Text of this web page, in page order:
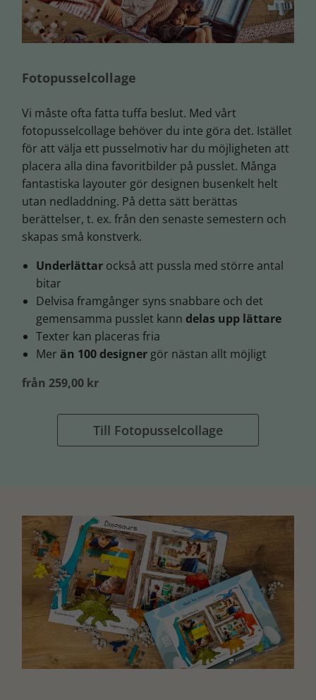
Fotopusselcollage
Vi måste ofta fatta tuffa beslut. Med vårt
fotopusselcollage behöver du inte göra det. Istället
för att välja ett pusselmotiv har du möjligheten att
placera alla dina favoritbilder på pusslet. Många
fantastiska layouter gör designen busenkelt helt
utan nedladdning. På detta sätt berättas
berättelser, t. ex. från den senaste semestern och
skapas små konstverk.
Underlättar också att pussla med större antal
bitar
Delvisa framgånger syns snabbare och det
gemensamma pusslet kann delas upp lättare
Texter kan placeras fria
Mer än 100 designer gör nästan allt möjligt
från 259,00 kr
Till Fotopusselcollage